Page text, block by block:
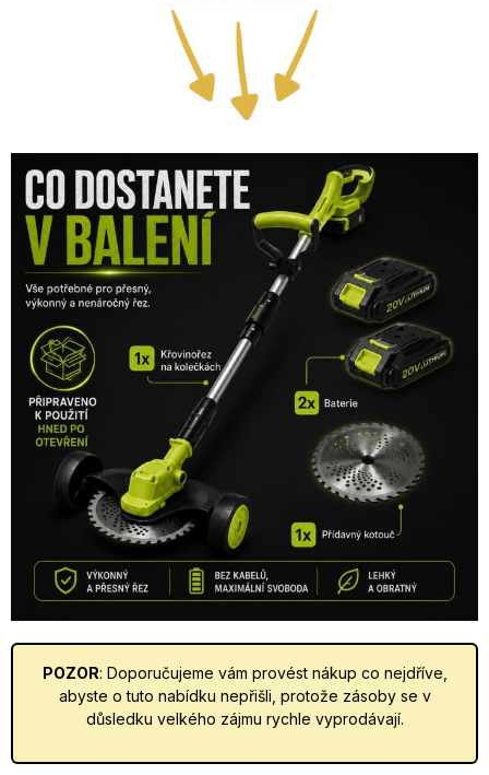
POZOR: Doporučujeme vám provést nákup co nejdříve,
abyste o tuto nabídku nepřišli, protože zásoby se v
důsledku velkého zájmu rychle vyprodávají.